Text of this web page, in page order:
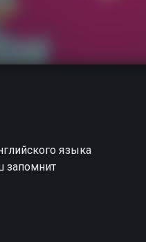
языка
запомнит